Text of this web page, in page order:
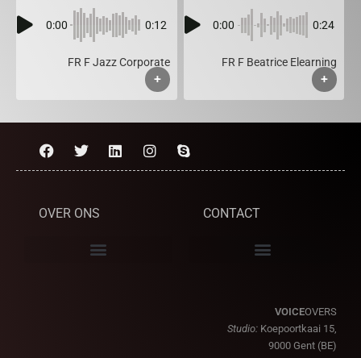
0:00 0:12
FR F Jazz Corporate
+
0:00 0:24
FR F Beatrice Elearning
+
OVER ONS CONTACT
VOICEOVERS
Studio: Koepoortkaai 15,
9000 Gent (BE)